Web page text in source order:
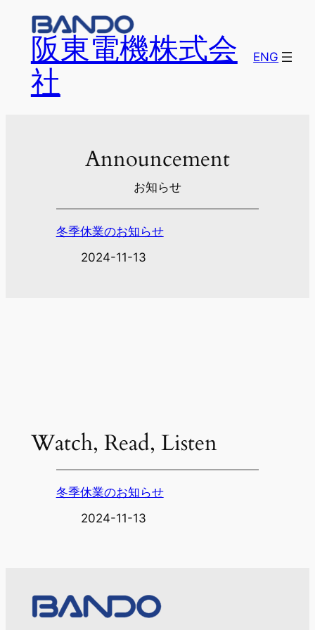
阪東電機株式会
社
ENG
Announcement
お知らせ
冬季休業のお知らせ
2024-11-13
Watch, Read, Listen
冬季休業のお知らせ
2024-11-13